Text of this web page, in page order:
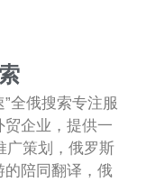
全俄搜索专注服
企业，提供一
广策划，俄罗斯
的陪同翻译，俄